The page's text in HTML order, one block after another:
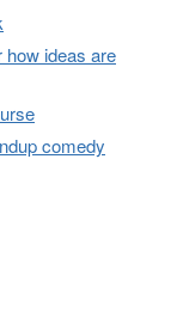
how ideas are
comedy